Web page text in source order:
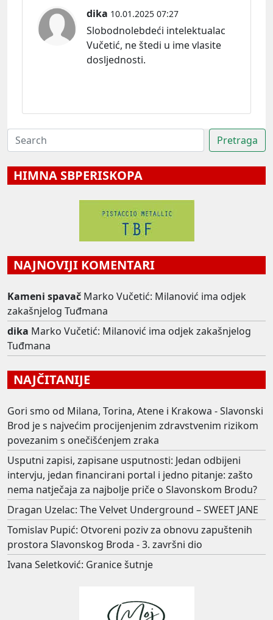
dika 10.01.2025 07:27
Slobodnolebdeći intelektualac
Vučetić, ne štedi u ime vlasite
dosljednosti.
HIMNA SBPERISKOPA
NAJNOVIJI KOMENTARI
Kameni spavač Marko Vučetić: Milanović ima odjek
zakašnjelog Tuđmana
dika Marko Vučetić: Milanović ima odjek zakašnjelog
Tuđmana
NAJČITANIJE
Gori smo od Milana, Torina, Atene i Krakowa - Slavonski
Brod je s najvećim procijenjenim zdravstvenim rizikom
povezanim s onečišćenjem zraka
Usputni zapisi, zapisane usputnosti: Jedan odbijeni
intervju, jedan financirani portal i jedno pitanje: zašto
nema natječaja za najbolje priče o Slavonskom Brodu?
Dragan Uzelac: The Velvet Underground – SWEET JANE
Tomislav Pupić: Otvoreni poziv za obnovu zapuštenih
prostora Slavonskog Broda - 3. završni dio
Ivana Seletković: Granice šutnje